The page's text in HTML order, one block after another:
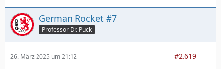
German Rocket #7
Professor Dr. Puck
26. März 2025 um 21:12 #2.619